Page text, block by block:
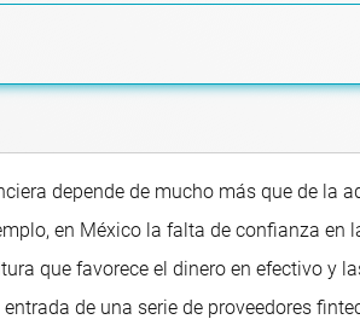
depende de mucho más que de la
en México la falta de confianza en
que favorece el dinero en efectivo y
de una serie de proveedores